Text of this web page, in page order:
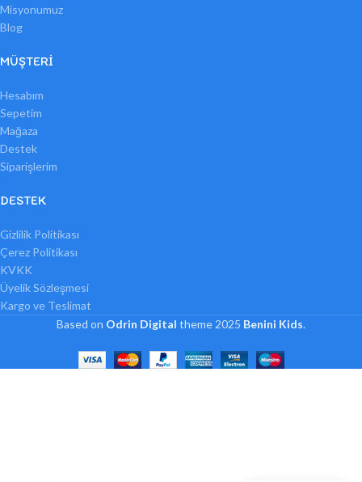
Misyonumuz
Blog
MÜŞTERI
Hesabım
Sepetim
Mağaza
Destek
Siparişlerim
DESTEK
Gizlilik Politikası
Çerez Politikası
KVKK
Üyelik Sözleşmesi
Kargo ve Teslimat
Based on Odrin Digital theme2025 Benini Kids.